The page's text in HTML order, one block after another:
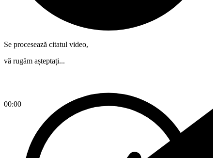
00:00
Se procesează citatul video,
vă rugăm așteptați...